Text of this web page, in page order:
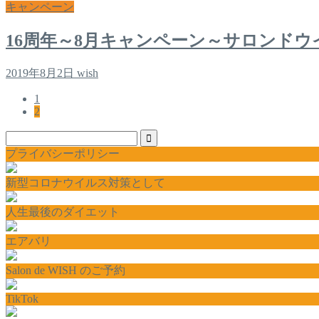
キャンペーン
16周年～8月キャンペーン～サロンドウ
2019年8月2日 wish
1
2
プライバシーポリシー
新型コロナウイルス対策として
人生最後のダイエット
エアバリ
Salon de WISH のご予約
TikTok